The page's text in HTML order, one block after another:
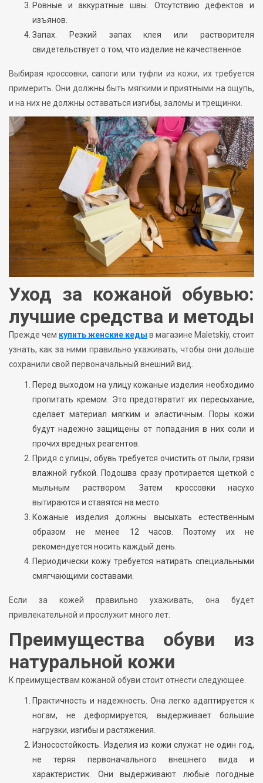
Ровные и аккуратные швы. Отсутствию дефектов и
изъянов.
Запах. Резкий запах клея или растворителя
свидетельствует о том, что изделие не качественное.
Выбирая кроссовки, сапоги или туфли из кожи, их требуется
примерить. Они должны быть мягкими и приятными на ощупь,
и на них не должны оставаться изгибы, заломы и трещинки.
Уход за кожаной обувью:
лучшие средства и методы
Прежде чем купить женские кеды в магазине Maletskiy, стоит
узнать, как за ними правильно ухаживать, чтобы они дольше
сохранили свой первоначальный внешний вид.
Перед выходом на улицу кожаные изделия необходимо
пропитать кремом. Это предотвратит их пересыхание,
сделает материал мягким и эластичным. Поры кожи
будут надежно защищены от попадания в них соли и
прочих вредных реагентов.
Придя с улицы, обувь требуется очистить от пыли, грязи
влажной губкой. Подошва сразу протирается щеткой с
мыльным раствором. Затем кроссовки насухо
вытираются и ставятся на место.
Кожаные изделия должны высыхать естественным
образом не менее 12 часов. Поэтому их не
рекомендуется носить каждый день.
Периодически кожу требуется натирать специальными
смягчающими составами.
Если за кожей правильно ухаживать, она будет
привлекательной и прослужит много лет.
Преимущества обуви из
натуральной кожи
К преимуществам кожаной обуви стоит отнести следующее.
Практичность и надежность. Она легко адаптируется к
ногам, не деформируется, выдерживает большие
нагрузки, изгибы и растяжения.
Износостойкость. Изделия из кожи служат не один год,
не теряя первоначального внешнего вида и
характеристик. Они выдерживают любые погодные